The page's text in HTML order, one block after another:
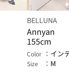
BELLUNA
Annyan
155cm
Color イン
Size M